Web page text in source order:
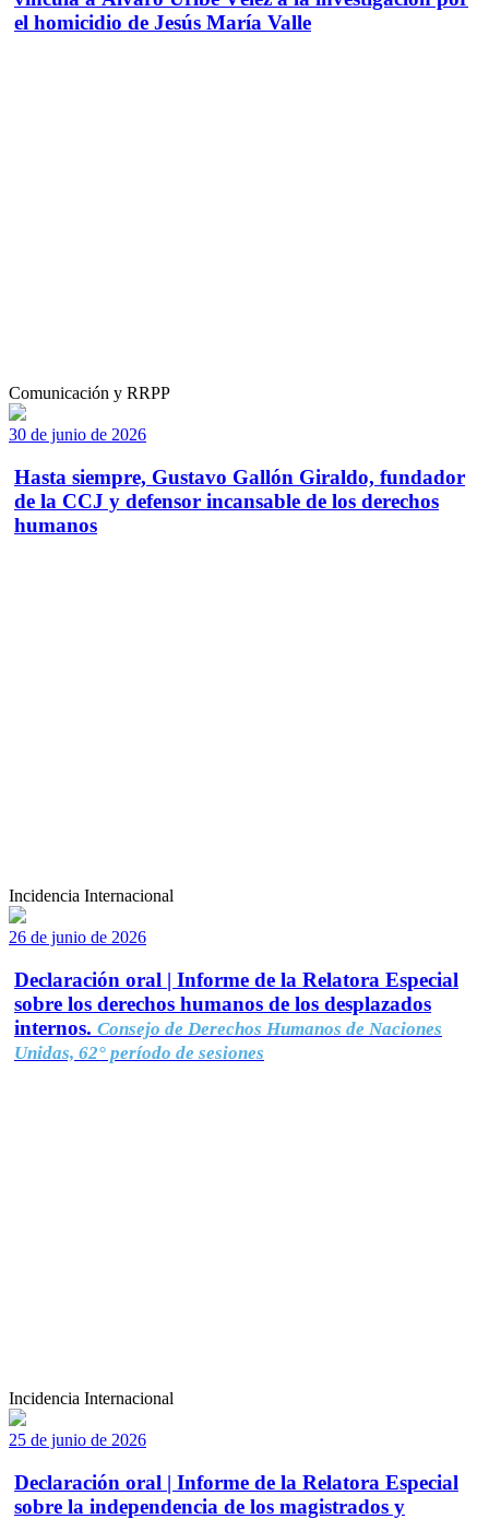
el homicidio de Jesús María Valle
Comunicación y RRPP
30 de junio de 2026
Hasta siempre, Gustavo Gallón Giraldo, fundador
de la CCJ y defensor incansable de los derechos
humanos
Incidencia Internacional
26 de junio de 2026
Declaración oral | Informe de la Relatora Especial
sobre los derechos humanos de los desplazados
internos. Consejo de Derechos Humanos de Naciones
Unidas, 62° período de sesiones
Incidencia Internacional
25 de junio de 2026
Declaración oral | Informe de la Relatora Especial
sobre la independencia de los magistrados y